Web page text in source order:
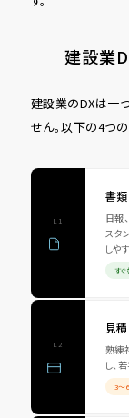
建設業
建設業のDXは一
せん。以下の4つ
L1
書類
日報
スタ
しや
す
L2
見
熟練
し、
3〜